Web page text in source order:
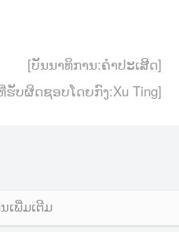
[ບັນນາທິການ:ຄຳປະເສີດ]
ຮັບຜິດຊອບໂດຍກົງ:Xu Ting]
ເພີ່ມເຕີມ